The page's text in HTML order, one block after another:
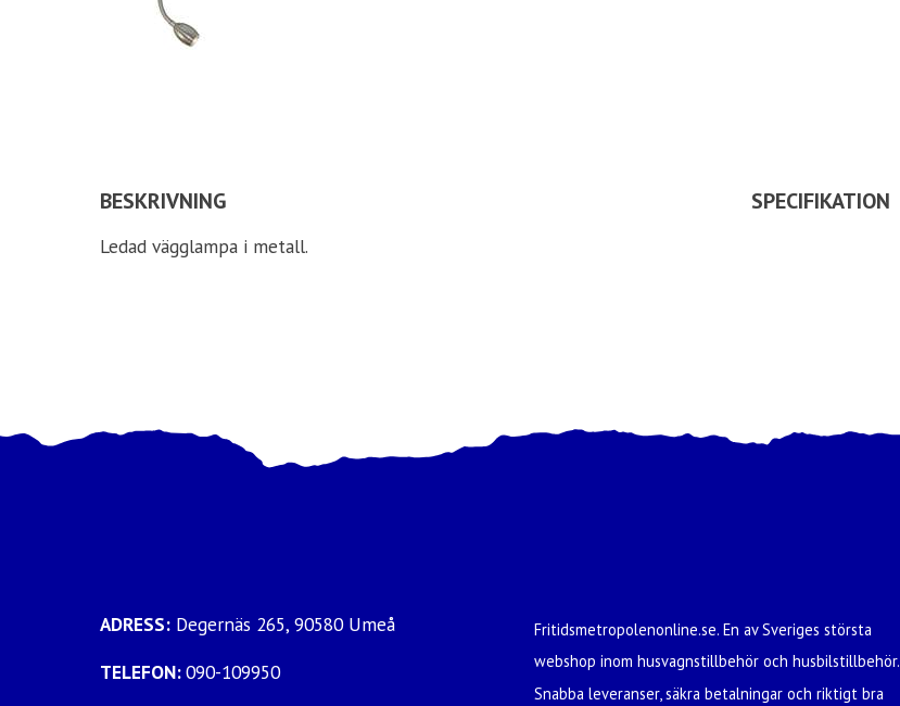
BESKRIVNING
Ledad vägglampa i metall.
SPECIFIKATION
ADRESS: Degernäs 265, 90580 Umeå
TELEFON:090-109950
Fritidsmetropolenonline.se. En av Sveriges största
webshop inom husvagnstillbehör och husbilstillbehör.
Snabba leveranser, säkra betalningar och riktigt bra